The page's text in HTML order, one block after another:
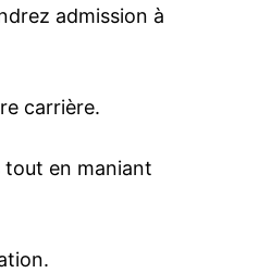
admission à
carrière.
tout en maniant